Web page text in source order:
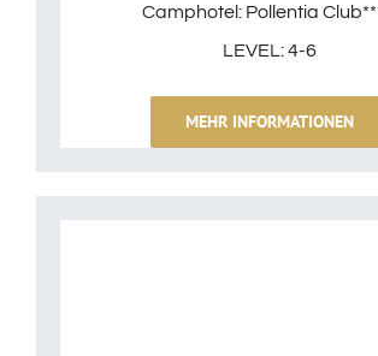
Camphotel: Pollentia
LEVEL: 4-6
MEHR INFORMATIONEN